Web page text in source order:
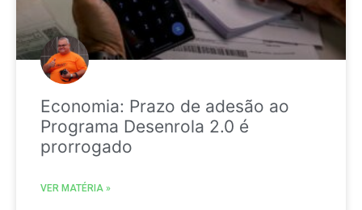
Economia: Prazo de adesão ao
Programa Desenrola 2.0 é
prorrogado
VER MATÉRIA »